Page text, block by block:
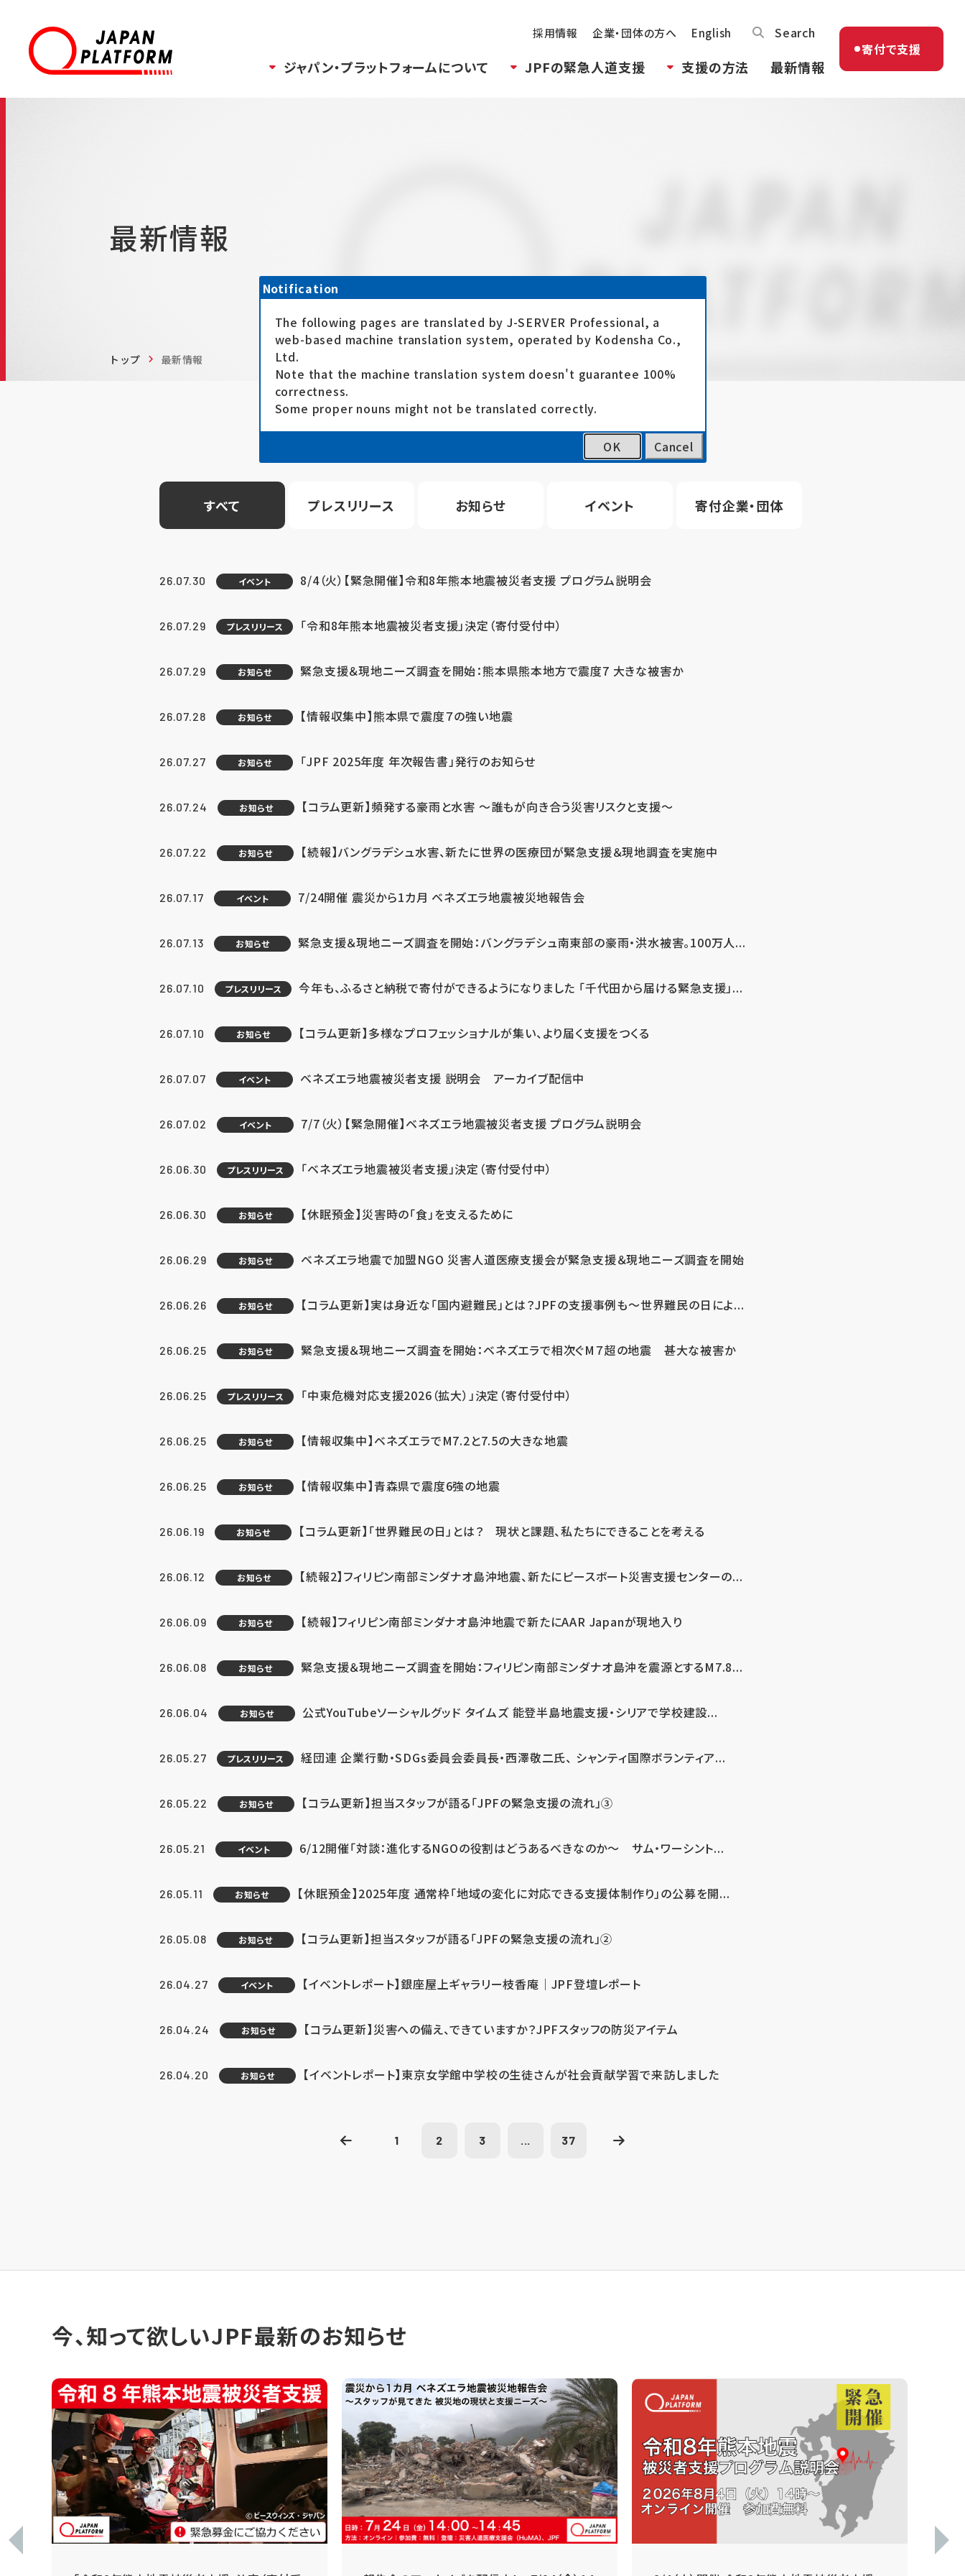
採用情報 企業・団体の方へ English Search
ジャパン・プラットフォームについて JPFの緊急人道支援 支援の方法 最新情報
寄付で支援
最新情報
トップ 最新情報
すべて プレスリリース お知らせ イベント 寄付企業・団体
26.07.30 イベント 8/4（火）【緊急開催】令和8年熊本地震被災者支援 プログラム説明会
26.07.29 プレスリリース 「令和8年熊本地震被災者支援」決定（寄付受付中）
26.07.29 お知らせ 緊急支援＆現地ニーズ調査を開始：熊本県熊本地方で震度7 大きな被害か
26.07.28 お知らせ 【情報収集中】熊本県で震度７の強い地震
26.07.27 お知らせ 「JPF 2025年度 年次報告書」発行のお知らせ
26.07.24 お知らせ 【コラム更新】頻発する豪雨と水害 ～誰もが向き合う災害リスクと支援～
26.07.22 お知らせ 【続報】バングラデシュ水害、新たに世界の医療団が緊急支援＆現地調査を実施中
26.07.17 イベント 7/24開催 震災から1カ月 ベネズエラ地震被災地報告会
26.07.13 お知らせ 緊急支援＆現地ニーズ調査を開始：バングラデシュ南東部の豪雨・洪水被害。100万人...
26.07.10 プレスリリース 今年も、ふるさと納税で寄付ができるようになりました 「千代田から届ける緊急支援」...
26.07.10 お知らせ 【コラム更新】多様なプロフェッショナルが集い、より届く支援をつくる
26.07.07 イベント ベネズエラ地震被災者支援 説明会 アーカイブ配信中
26.07.02 イベント 7/7（火）【緊急開催】ベネズエラ地震被災者支援 プログラム説明会
26.06.30 プレスリリース 「ベネズエラ地震被災者支援」決定（寄付受付中）
26.06.30 お知らせ 【休眠預金】災害時の「食」を支えるために
26.06.29 お知らせ ベネズエラ地震で加盟NGO 災害人道医療支援会が緊急支援＆現地ニーズ調査を開始
26.06.26 お知らせ 【コラム更新】実は身近な「国内避難民」とは？JPFの支援事例も～世界難民の日によ...
26.06.25 お知らせ 緊急支援＆現地ニーズ調査を開始：ベネズエラで相次ぐM７超の地震 甚大な被害か
26.06.25 プレスリリース 「中東危機対応支援2026（拡大）」決定（寄付受付中）
26.06.25 お知らせ 【情報収集中】ベネズエラでM7.2と7.5の大きな地震
26.06.25 お知らせ 【情報収集中】青森県で震度6強の地震
26.06.19 お知らせ 【コラム更新】「世界難民の日」とは？ 現状と課題、私たちにできることを考える
26.06.12 お知らせ 【続報2】フィリピン南部ミンダナオ島沖地震、新たにピースボート災害支援センターの...
26.06.09 お知らせ 【続報】フィリピン南部ミンダナオ島沖地震で新たにAAR Japanが現地入り
26.06.08 お知らせ 緊急支援＆現地ニーズ調査を開始：フィリピン南部ミンダナオ島沖を震源とするM7.8...
26.06.04 お知らせ 公式YouTubeソーシャルグッド タイムズ 能登半島地震支援・シリアで学校建設...
26.05.27 プレスリリース 経団連 企業行動・SDGs委員会委員長・西澤敬二氏、 シャンティ国際ボランティア...
26.05.22 お知らせ 【コラム更新】担当スタッフが語る「JPFの緊急支援の流れ」③
26.05.21 イベント 6/12開催「対談：進化するNGOの役割はどうあるべきなのか～ サム・ワーシント...
26.05.11 お知らせ 【休眠預金】2025年度 通常枠「地域の変化に対応できる支援体制作り」の公募を開...
26.05.08 お知らせ 【コラム更新】担当スタッフが語る「JPFの緊急支援の流れ」②
26.04.27 イベント 【イベントレポート】銀座屋上ギャラリー枝香庵｜JPF登壇レポート
26.04.24 お知らせ 【コラム更新】災害への備え、できていますか？JPFスタッフの防災アイテム
26.04.20 お知らせ 【イベントレポート】東京女学館中学校の生徒さんが社会貢献学習で来訪しました
1 2 3 ... 37
今、知って欲しいJPF最新のお知らせ
Notification
The following pages are translated by J-SERVER Professional, a
web-based machine translation system, operated by Kodensha Co.,
Ltd.
Note that the machine translation system doesn't guarantee 100%
correctness.
Some proper nouns might not be translated correctly.
OK Cancel